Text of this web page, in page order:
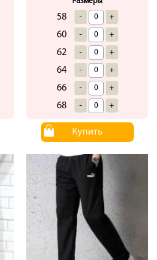
58 - +
60 - +
62 - +
64 - +
66 - +
68 - +
Купить